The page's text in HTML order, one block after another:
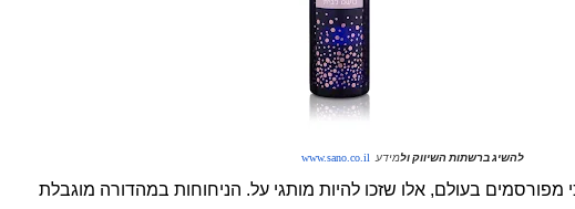
להשיג ברשתות השיווק ולמידע www.sano.co.il
בעולם, אלו שזכו להיות מותגי על. הניחוחות במהדורה מוגבלת